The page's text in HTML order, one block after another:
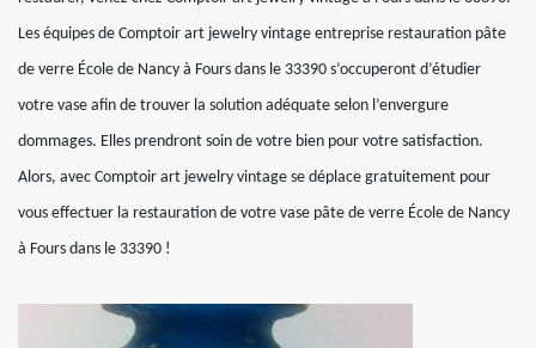
Les équipes de Comptoir art jewelry vintage entreprise restauration pâte
de verre École de Nancy à Fours dans le 33390 s’occuperont d’étudier
votre vase afin de trouver la solution adéquate selon l’envergure
dommages. Elles prendront soin de votre bien pour votre satisfaction.
Alors, avec Comptoir art jewelry vintage se déplace gratuitement pour
vous effectuer la restauration de votre vase pâte de verre École de Nancy
à Fours dans le 33390 !